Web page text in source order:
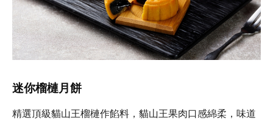
迷你榴槤月餅
精選頂級貓山王榴槤作餡料，貓山王果肉口感綿柔，味道